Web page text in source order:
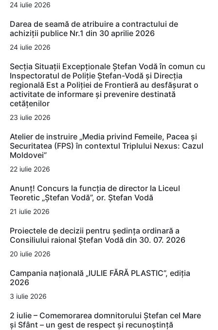
24 iulie 2026
Darea de seamă de atribuire a contractului de
achiziții publice Nr.1 din 30 aprilie 2026
24 iulie 2026
Secția Situații Excepționale Ștefan Vodă în comun cu
Inspectoratul de Poliție Ștefan-Vodă și Direcția
regională Est a Poliției de Frontieră au desfășurat o
activitate de informare și prevenire destinată
cetățenilor
23 iulie 2026
Atelier de instruire „Media privind Femeile, Pacea și
Securitatea (FPS) în contextul Triplului Nexus: Cazul
Moldovei”
22 iulie 2026
Anunț! Concurs la funcția de director la Liceul
Teoretic „Ștefan Vodă”, or. Ștefan Vodă
21 iulie 2026
Proiectele de decizii pentru ședința ordinară a
Consiliului raional Ștefan Vodă din 30. 07. 2026
20 iulie 2026
Campania națională „IULIE FĂRĂ PLASTIC”, ediția
2026
3 iulie 2026
2 iulie – Comemorarea domnitorului Ștefan cel Mare
și Sfânt – un gest de respect și recunoștință